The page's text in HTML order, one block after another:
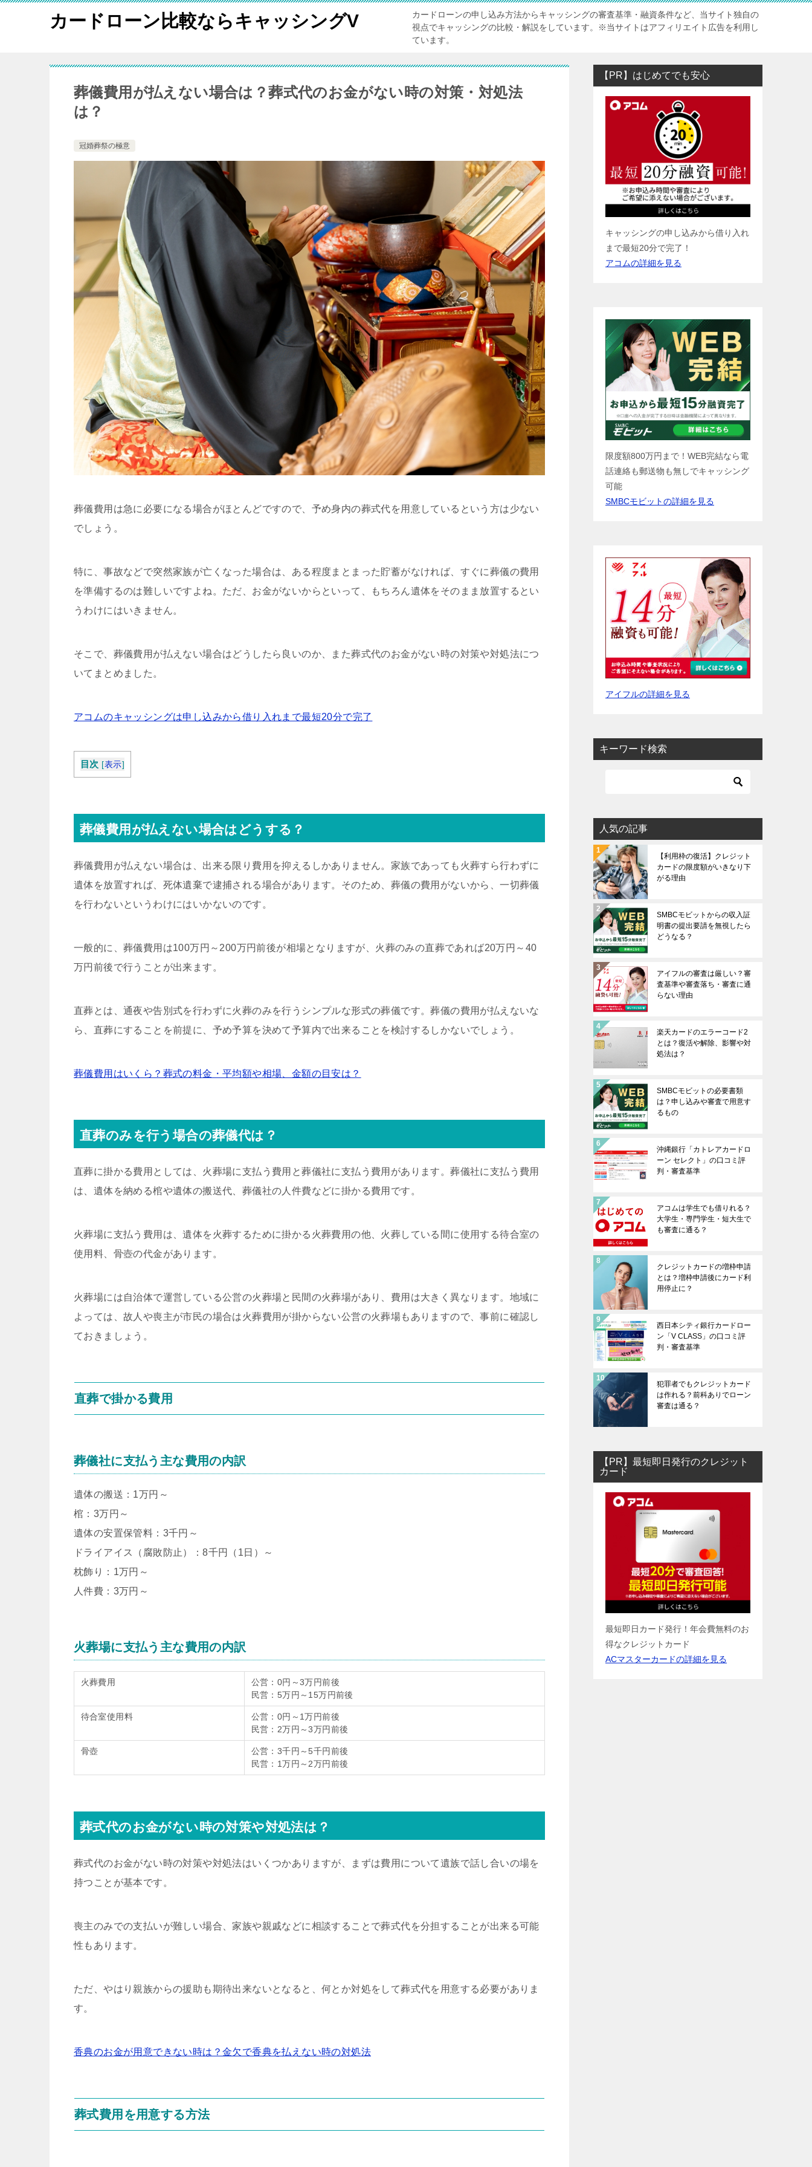
カードローン比較ならキャッシングV
カードローンの申し込み方法からキャッシングの審査基準・融資条件など、当サイト独自の
視点でキャッシングの比較・解説をしています。※当サイトはアフィリエイト広告を利用し
ています。
葬儀費用が払えない場合は？葬式代のお金がない時の対策・対処法
は？
冠婚葬祭の極意
葬儀費用は急に必要になる場合がほとんどですので、予め身内の葬式代を用意しているという方は少ない
でしょう。
特に、事故などで突然家族が亡くなった場合は、ある程度まとまった貯蓄がなければ、すぐに葬儀の費用
を準備するのは難しいですよね。ただ、お金がないからといって、もちろん遺体をそのまま放置するとい
うわけにはいきません。
そこで、葬儀費用が払えない場合はどうしたら良いのか、また葬式代のお金がない時の対策や対処法につ
いてまとめました。
アコムのキャッシングは申し込みから借り入れまで最短20分で完了
目次 [表示]
葬儀費用が払えない場合はどうする？
葬儀費用が払えない場合は、出来る限り費用を抑えるしかありません。家族であっても火葬すら行わずに
遺体を放置すれば、死体遺棄で逮捕される場合があります。そのため、葬儀の費用がないから、一切葬儀
を行わないというわけにはいかないのです。
一般的に、葬儀費用は100万円～200万円前後が相場となりますが、火葬のみの直葬であれば20万円～40
万円前後で行うことが出来ます。
直葬とは、通夜や告別式を行わずに火葬のみを行うシンプルな形式の葬儀です。葬儀の費用が払えないな
ら、直葬にすることを前提に、予め予算を決めて予算内で出来ることを検討するしかないでしょう。
葬儀費用はいくら？葬式の料金・平均額や相場、金額の目安は？
直葬のみを行う場合の葬儀代は？
直葬に掛かる費用としては、火葬場に支払う費用と葬儀社に支払う費用があります。葬儀社に支払う費用
は、遺体を納める棺や遺体の搬送代、葬儀社の人件費などに掛かる費用です。
火葬場に支払う費用は、遺体を火葬するために掛かる火葬費用の他、火葬している間に使用する待合室の
使用料、骨壺の代金があります。
火葬場には自治体で運営している公営の火葬場と民間の火葬場があり、費用は大きく異なります。地域に
よっては、故人や喪主が市民の場合は火葬費用が掛からない公営の火葬場もありますので、事前に確認し
ておきましょう。
直葬で掛かる費用
葬儀社に支払う主な費用の内訳
遺体の搬送：1万円～
棺：3万円～
遺体の安置保管料：3千円～
ドライアイス（腐敗防止）：8千円（1日）～
枕飾り：1万円～
人件費：3万円～
火葬場に支払う主な費用の内訳
火葬費用
公営：0円～3万円前後
民営：5万円～15万円前後
待合室使用料
公営：0円～1万円前後
民営：2万円～3万円前後
骨壺
公営：3千円～5千円前後
民営：1万円～2万円前後
葬式代のお金がない時の対策や対処法は？
葬式代のお金がない時の対策や対処法はいくつかありますが、まずは費用について遺族で話し合いの場を
持つことが基本です。
喪主のみでの支払いが難しい場合、家族や親戚などに相談することで葬式代を分担することが出来る可能
性もあります。
ただ、やはり親族からの援助も期待出来ないとなると、何とか対処をして葬式代を用意する必要がありま
す。
香典のお金が用意できない時は？金欠で香典を払えない時の対処法
葬式費用を用意する方法
【PR】はじめてでも安心
キャッシングの申し込みから借り入れ
まで最短20分で完了！
アコムの詳細を見る
限度額800万円まで！WEB完結なら電
話連絡も郵送物も無しでキャッシング
可能
SMBCモビットの詳細を見る
アイフルの詳細を見る
キーワード検索
人気の記事
【利用枠の復活】クレジット
カードの限度額がいきなり下
がる理由
SMBCモビットからの収入証
明書の提出要請を無視したら
どうなる？
アイフルの審査は厳しい？審
査基準や審査落ち・審査に通
らない理由
楽天カードのエラーコード2
とは？復活や解除、影響や対
処法は？
SMBCモビットの必要書類
は？申し込みや審査で用意す
るもの
沖縄銀行「カトレアカードロ
ーン セレクト」の口コミ評
判・審査基準
アコムは学生でも借りれる？
大学生・専門学生・短大生で
も審査に通る？
クレジットカードの増枠申請
とは？増枠申請後にカード利
用停止に？
西日本シティ銀行カードロー
ン「V CLASS」の口コミ評
判・審査基準
犯罪者でもクレジットカード
は作れる？前科ありでローン
審査は通る？
【PR】最短即日発行のクレジット
カード
最短即日カード発行！年会費無料のお
得なクレジットカード
ACマスターカードの詳細を見る